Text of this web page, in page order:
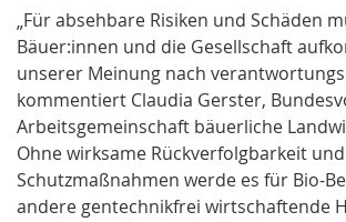
„Für absehbare Risiken und Schäden
Bäuer:innen und die Gesellschaft
unserer Meinung nach
kommentiert Claudia Gerster,
Arbeitsgemeinschaft bäuerliche
Ohne wirksame Rückverfolgbarkeit
Schutzmaßnahmen werde es für Bio-
andere gentechnikfrei wirtschaftende